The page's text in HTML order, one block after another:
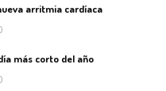
arritmia cardíaca
más corto del año